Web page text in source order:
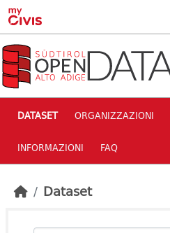
Skip to main content
DATASET ORGANIZZAZIONI
INFORMAZIONI FAQ
Dataset